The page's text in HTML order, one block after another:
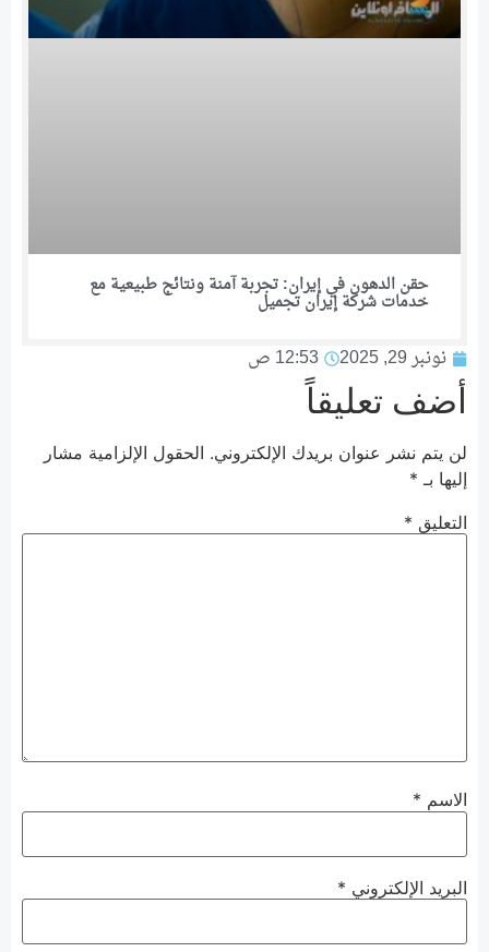
حقن الدهون في إيران: تجربة آمنة ونتائج طبيعية مع
خدمات شركة إيران تجمیل
نونبر 29, 2025 12:53 ص
أضف تعليقاً
لن يتم نشر عنوان بريدك الإلكتروني. الحقول الإلزامية مشار
إليها بـ *
التعليق *
الاسم *
البريد الإلكتروني *